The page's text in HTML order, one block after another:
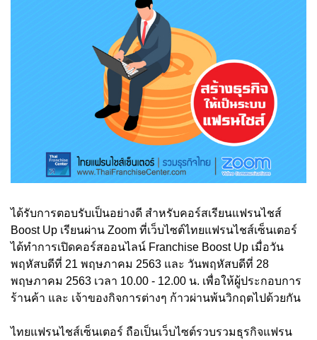
ได้รับการตอบรับเป็นอย่างดี สำหรับคอร์สเรียนแฟรนไชส์
Boost Up เรียนผ่าน Zoom ที่เว็บไซต์ไทยแฟรนไชส์เซ็นเตอร์
ได้ทำการเปิดคอร์สออนไลน์ Franchise Boost Up เมื่อวัน
พฤหัสบดีที่ 21 พฤษภาคม 2563 และ วันพฤหัสบดีที่ 28
พฤษภาคม 2563 เวลา 10.00 - 12.00 น. เพื่อให้ผู้ประกอบการ
ร้านค้า และ เจ้าของกิจการต่างๆ ก้าวผ่านพ้นวิกฤตไปด้วยกัน
ไทยแฟรนไชส์เซ็นเตอร์ ถือเป็นเว็บไซต์รวบรวมธุรกิจแฟรน